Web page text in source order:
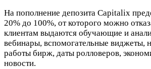
На пополнение депозита Capitalix
20% до 100%, от которого можно
клиентам выдаются обучающие и
вебинары, вспомогательные виджеты,
работы бирж, даты ролловеров,
новости.